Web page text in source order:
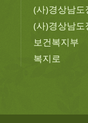
(사)경상남도
(사)경상남도
보건복지부
복지로